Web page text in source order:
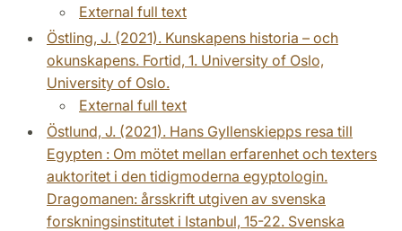
External full text
Östling, J. (2021). Kunskapens historia – och
okunskapens. Fortid, 1. University of Oslo,
University of Oslo.
External full text
Östlund, J. (2021). Hans Gyllenskiepps resa till
Egypten : Om mötet mellan erfarenhet och texters
auktoritet i den tidigmoderna egyptologin.
Dragomanen: årsskrift utgiven av svenska
forskningsinstitutet i Istanbul, 15-22. Svenska